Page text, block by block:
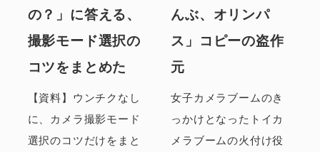
の？」に答える、
撮影モード選択の
コツをまとめた
【資料】ウンチクなし
に、カメラ撮影モード
選択のコツだけをまと
んぶ、オリンパ
ス」コピーの盗作
元
女子カメラブームのき
っかけとなったトイカ
メラブームの火付け役